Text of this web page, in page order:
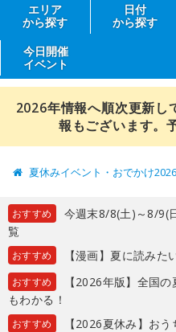
エリア
から探す
日付
から探す
今日開催
イベント
2026年情報へ順次更新し
報もございます。
夏休みイベント・おでかけ2026
おすすめ
今週末8/8(土)～8/9(
覧
おすすめ 【漫画】夏に読み
おすすめ
【2026年版】全国
もわかる！
おすすめ
【2026夏休み】お